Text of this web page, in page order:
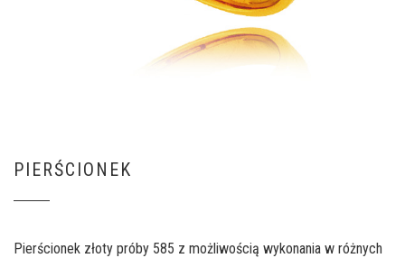
PIERŚCIONEK
Pierścionek złoty próby 585 z możliwością wykonania w różnych